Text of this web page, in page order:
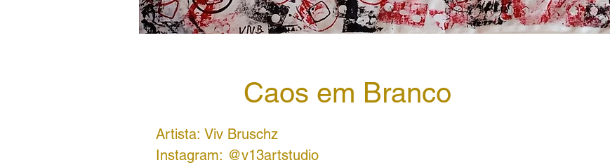
Caos em Branco
Artista: Viv Bruschz
Instagram: @v13artstudio